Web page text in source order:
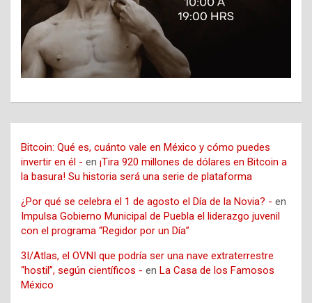
Bitcoin: Qué es, cuánto vale en México y cómo puedes
invertir en él - en ¡Tira 920 millones de dólares en Bitcoin a
la basura! Su historia será una serie de plataforma
¿Por qué se celebra el 1 de agosto el Día de la Novia? - en
Impulsa Gobierno Municipal de Puebla el liderazgo juvenil
con el programa “Regidor por un Día”
3I/Atlas, el OVNI que podría ser una nave extraterrestre
“hostil”, según científicos - en La Casa de los Famosos
México